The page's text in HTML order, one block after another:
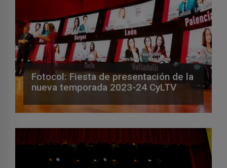
Fotocol: Fiesta de presentación de la
nueva temporada 2023-24 CyLTV